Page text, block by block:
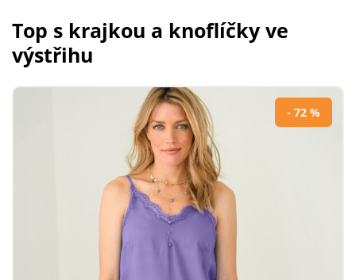
Top s krajkou a knoflíčky ve
výstřihu
- 72 %